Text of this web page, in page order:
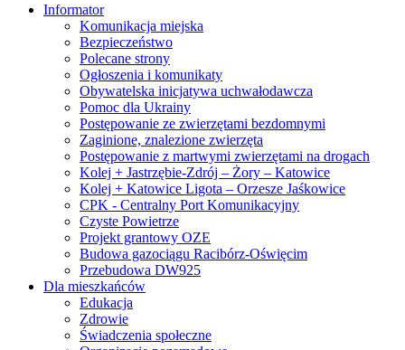
Informator
Komunikacja miejska
Bezpieczeństwo
Polecane strony
Ogłoszenia i komunikaty
Obywatelska inicjatywa uchwałodawcza
Pomoc dla Ukrainy
Postępowanie ze zwierzętami bezdomnymi
Zaginione, znalezione zwierzęta
Postępowanie z martwymi zwierzętami na drogach
Kolej + Jastrzębie-Zdrój – Żory – Katowice
Kolej + Katowice Ligota – Orzesze Jaśkowice
CPK - Centralny Port Komunikacyjny
Czyste Powietrze
Projekt grantowy OZE
Budowa gazociągu Racibórz-Oświęcim
Przebudowa DW925
Dla mieszkańców
Edukacja
Zdrowie
Świadczenia społeczne